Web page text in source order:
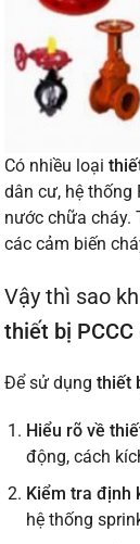
Có nhiều loại
dân cư, hệ thống
nước chữa cháy.
các cảm biến
Vậy thì sao
thiết bị PCCC
Để sử dụng thiết
Hiểu rõ về
động, cách
Kiểm tra định
hệ thống